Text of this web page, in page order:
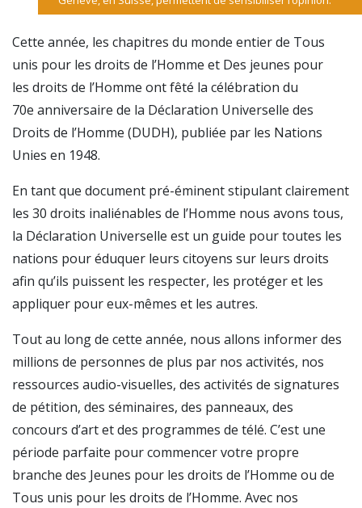
Cette année, les chapitres du monde entier de Tous
unis pour les droits de l’Homme et Des jeunes pour
les droits de l’Homme ont fêté la célébration du
70e anniversaire de la Déclaration Universelle des
Droits de l’Homme (DUDH), publiée par les Nations
Unies en 1948.
En tant que document pré-éminent stipulant clairement
les 30 droits inaliénables de l’Homme nous avons tous,
la Déclaration Universelle est un guide pour toutes les
nations pour éduquer leurs citoyens sur leurs droits
afin qu’ils puissent les respecter, les protéger et les
appliquer pour eux-mêmes et les autres.
Tout au long de cette année, nous allons informer des
millions de personnes de plus par nos activités, nos
ressources audio-visuelles, des activités de signatures
de pétition, des séminaires, des panneaux, des
concours d’art et des programmes de télé. C’est une
période parfaite pour commencer votre propre
branche des Jeunes pour les droits de l’Homme ou de
Tous unis pour les droits de l’Homme. Avec nos